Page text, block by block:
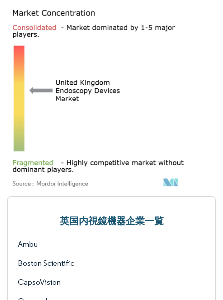
英国内視鏡機器企業一覧
Ambu
Boston Scientific
CapsoVision